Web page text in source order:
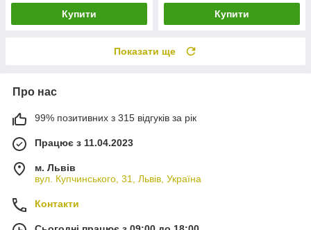
Купити Купити
Показати ще
Про нас
99% позитивних з 315 відгуків за рік
Працює з 11.04.2023
м. Львів
вул. Купчинського, 31, Львів, Україна
Контакти